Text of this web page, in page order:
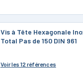
Vis à Tête Hexagonale
Total Pas de 150 DIN 961
Voirles 12 références